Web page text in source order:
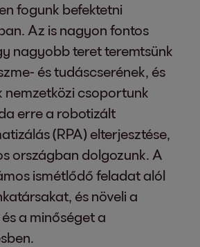
fogunk befektetni
Az is nagyon fontos
nagyobb teret teremtsünk
és tudáscserének, és
nemzetközi csoportunk
erre a robotizált
(RPA) elterjesztése,
országban dolgozunk. A
ismétlődő feladat alól
és növeli a
a minőséget a